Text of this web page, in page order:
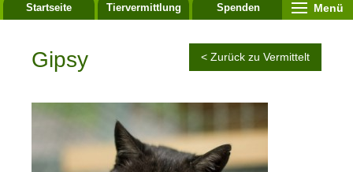
Startseite Tiervermittlung Spenden Menü
Gipsy < Zurück zu Vermittelt